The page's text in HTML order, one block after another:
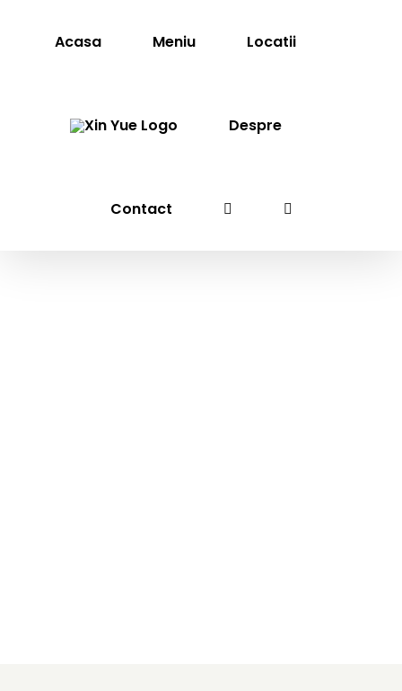
contentAcasa Meniu Locatii
Despre
Contact